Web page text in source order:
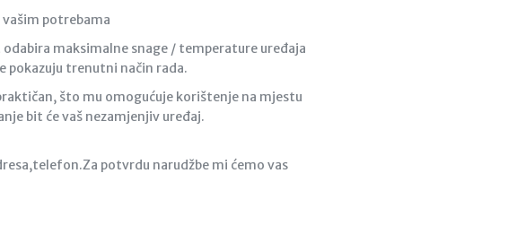
potrebama
maksimalne snage / temperature uređaja
pokazuju trenutni način rada.
što mu omogućuje korištenje na mjestu
bit će vaš nezamjenjiv uređaj.
potvrdu narudžbe mi ćemo vas